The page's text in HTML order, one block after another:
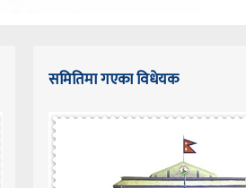
समितिमा गएका विधेयक